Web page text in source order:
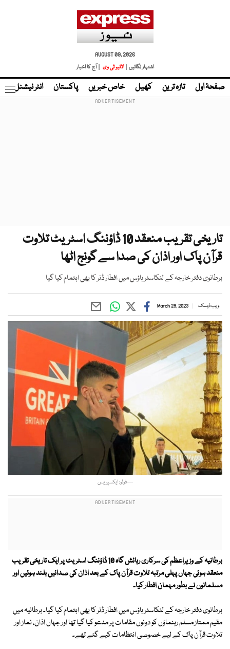
AUGUST 09, 2026
اشتہار لگائیں |
لائیو ٹی وی | آج کا اخبار
صفحۂ اول تازہ ترین کھیل خاص خبریں پاکستان انٹر نیشنل
تاریخی تقریب منعقد 10 ڈاؤننگ اسٹریٹ تلاوت
قرآن پاک اور اذان کی صدا سے گونج اٹھا
برطانوی دفتر خارجہ کے لنکاسٹر ہاؤس میں افطار ڈنر کا بھی اہتمام کیا گیا
ویب ڈیسک March 29, 2023
—فوٹو: ایکسپریس
برطانیہ کے وزیراعظم کی سرکاری رہائش گاہ 10 ڈاؤننگ اسٹریٹ پر ایک تاریخی تقریب
منعقد ہوئی جہاں پہلی مرتبہ تلاوت قرآن پاک کے بعد اذان کی صدائیں بلند ہوئیں اور
مسلمانوں نے بطور مہمان افطار کیا۔
برطانوی دفتر خارجہ کے لنکاسٹر ہاؤس میں افطار ڈنر کا بھی اہتمام کیا گیا۔ برطانیہ میں
مقیم ممتاز مسلم رہنماؤں کو دونوں مقامات پر مدعو کیا گیا تھا اور جہاں اذان، نماز اور
تلاوت قرآن پاک کے لیے خصوصی انتظامات کیے گئے تھے۔